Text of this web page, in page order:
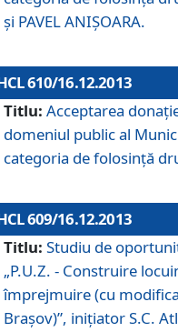
şi PAVEL ANIŞOARA.
610/16.12.2013
Titlu: Acceptarea
domeniul public al
categoria de folosinţă
609/16.12.2013
Titlu: Studiu de
„P.U.Z. - Construire
împrejmuire (cu
Braşov)”, iniţiator S.C.